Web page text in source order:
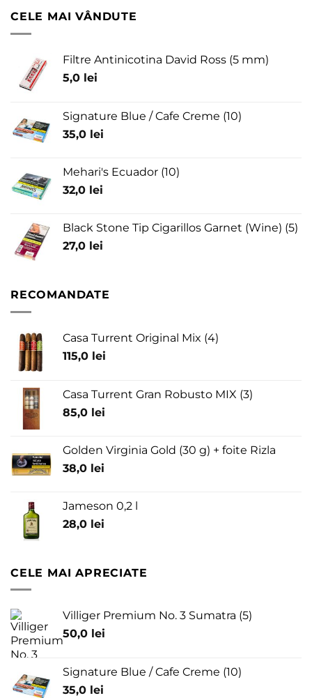
CELE MAI VÂNDUTE
Filtre Antinicotina David Ross (5 mm)
5,0 lei
Signature Blue / Cafe Creme (10)
35,0 lei
Mehari's Ecuador (10)
32,0 lei
Black Stone Tip Cigarillos Garnet (Wine) (5)
27,0 lei
RECOMANDATE
Casa Turrent Original Mix (4)
115,0 lei
Casa Turrent Gran Robusto MIX (3)
85,0 lei
Golden Virginia Gold (30 g) + foite Rizla
38,0 lei
Jameson 0,2 l
28,0 lei
CELE MAI APRECIATE
Villiger Premium No. 3 Sumatra (5)
50,0 lei
Signature Blue / Cafe Creme (10)
35,0 lei